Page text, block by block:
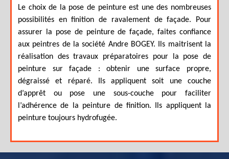
Le choix de la pose de peinture est une des nombreuses
possibilités en finition de ravalement de façade. Pour
assurer la pose de peinture de façade, faites confiance
aux peintres de la société Andre BOGEY. Ils maitrisent la
réalisation des travaux préparatoires pour la pose de
peinture sur façade : obtenir une surface propre,
dégraissé et réparé. Ils appliquent soit une couche
d’apprêt ou pose une sous-couche pour faciliter
l’adhérence de la peinture de finition. Ils appliquent la
peinture toujours hydrofugée.